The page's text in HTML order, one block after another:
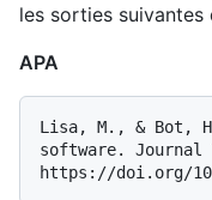
les sorties suivantes
APA
Lisa, M., & Bot,
software.